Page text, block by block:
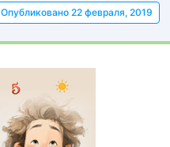
Опубликовано 22 февраля, 2019